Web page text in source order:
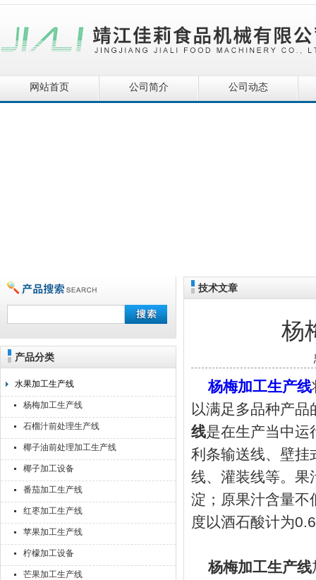
靖江佳莉食品机械有限公司
网站首页 公司简介 公司动态
产品分类
水果加工生产线
杨梅加工生产线
石榴汁前处理生产线
椰子油前处理加工生产线
椰子加工设备
番茄加工生产线
红枣加工生产线
苹果加工生产线
柠檬加工设备
芒果加工生产线
技术文章
杨
杨梅加工生产线
以满足多品种产
线是在生产当中运
利条输送线、壁挂
线、灌装线等。果
淀；原果汁含量不
度以酒石酸计为
杨梅加工生产线